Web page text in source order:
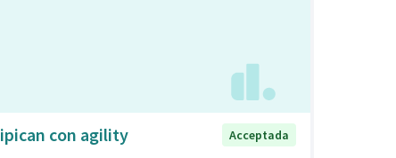
con agility Acceptada